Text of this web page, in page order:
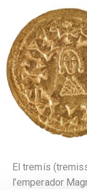
El tremís
l’emperador